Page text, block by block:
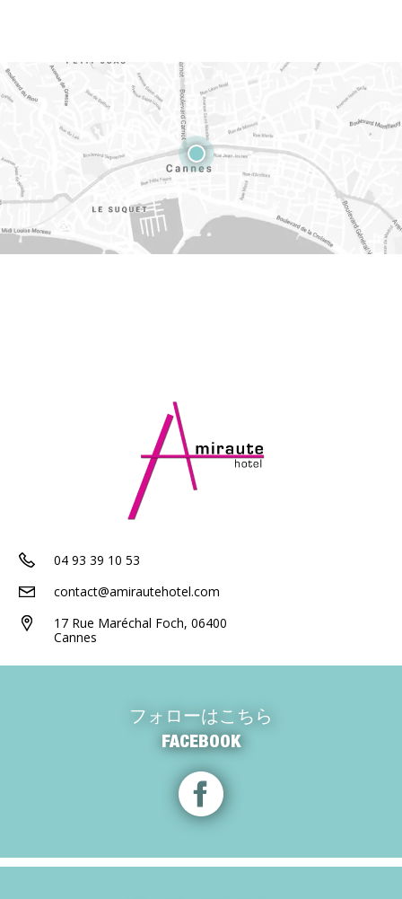
04 93 39 10 53
contact@amirautehotel.com
17 Rue Maréchal Foch, 06400
Cannes
フォローはこちら
FACEBOOK